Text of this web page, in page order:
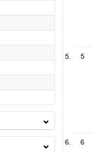
5
6